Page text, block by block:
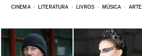
CINEMA LITERATURA LIVROS MÚSICA ARTE